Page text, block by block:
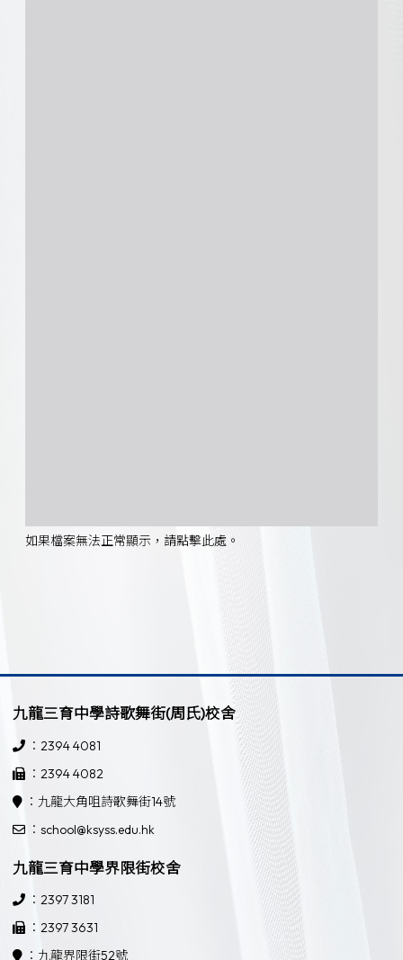
如果檔案無法正常顯示，請點擊此處。
九龍三育中學詩歌舞街(周氏)校舍
：2394 4081
：2394 4082
：九龍大角咀詩歌舞街14號
：school@ksyss.edu.hk
九龍三育中學界限街校舍
：2397 3181
：2397 3631
：九龍界限街52號